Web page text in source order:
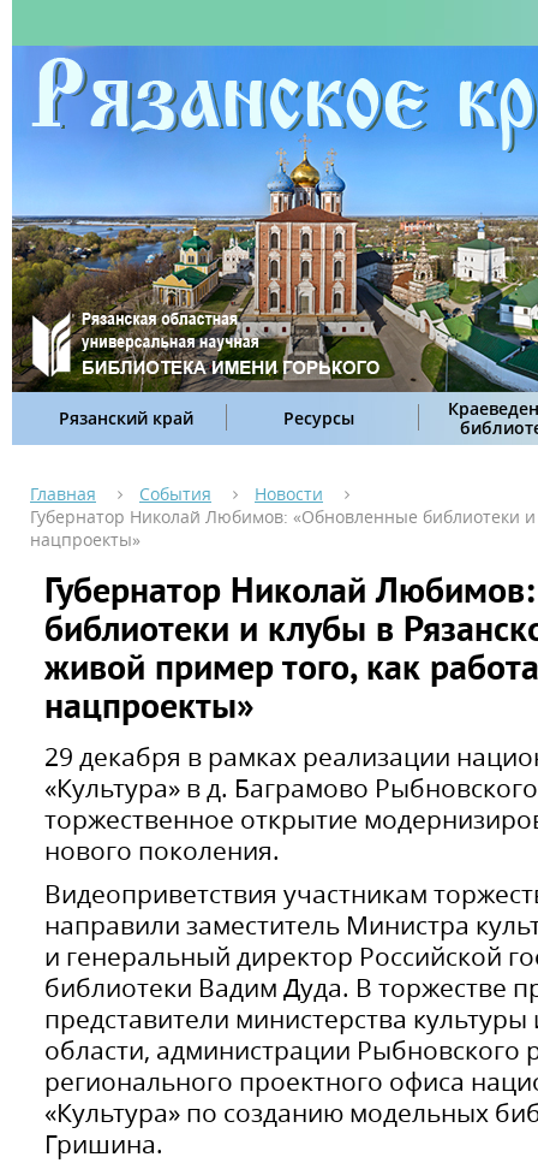
Рязанский край Ресурсы
Главная События
Новости
Губернатор Николай Любимов: «Обновленные библиотеки
нацпроекты»
Губернатор Николай
библиотеки и клубы в
живой пример того, как
нацпроекты»
29 декабря в рамках реализации
«Культура» в д. Баграмово
торжественное открытие
нового поколения.
Видеоприветствия участникам
направили заместитель Министра
и генеральный директор Российской
библиотеки Вадим Дуда. В торжестве
представители министерства
области, администрации Рыбновского
регионального проектного офиса
«Культура» по созданию модельных
Гришина.